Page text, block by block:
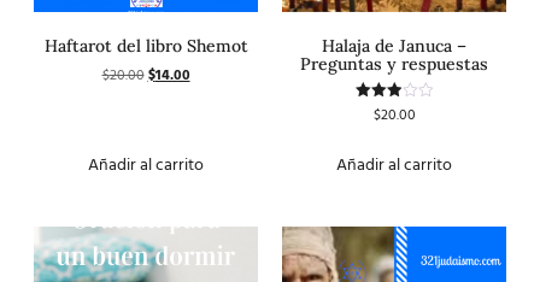
Haftarot del libro Shemot
$20.00$14.00
Añadir al carrito
Halaja de Januca –
Preguntas y respuestas
Valorado
con
$20.00
Añadir al carrito